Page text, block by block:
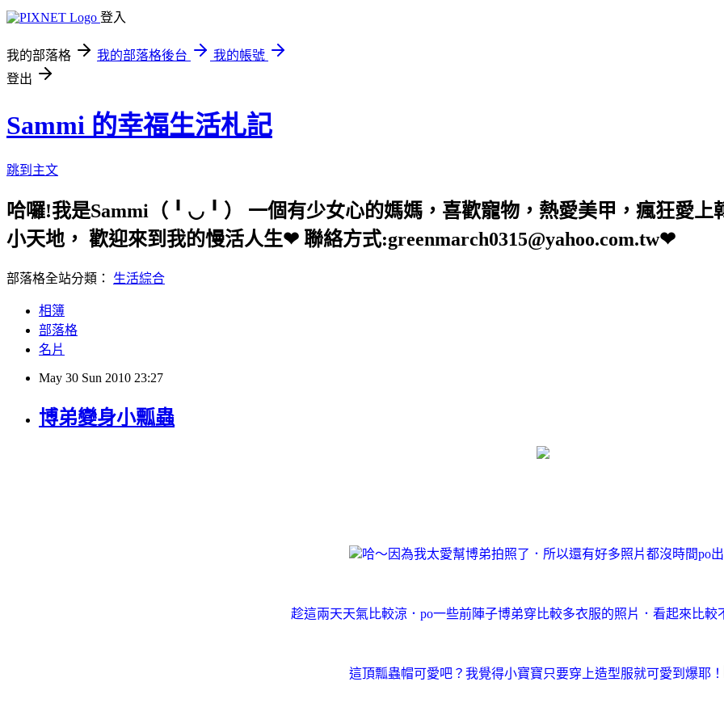
登入
我的部落格 我的部落格後台
我的帳號
登出
Sammi 的幸福生活札記
跳到主文
哈囉!我是Sammi（╹◡╹） 一個有少女心的媽媽，喜歡寵物，熱愛美甲，瘋狂愛上
小天地， 歡迎來到我的慢活人生❤ 聯絡方式:greenmarch0315@yahoo.com.tw❤
部落格全站分類： 生活綜合
相簿
部落格
名片
May 30 Sun 2010 23:27
博弟變身小瓢蟲
哈～因為我太愛幫博弟拍照了．所以還有好多照片都沒時間po
趁這兩天天氣比較涼．po一些前陣子博弟穿比較多衣服的照片．看起來比較
這頂瓢蟲帽可愛吧？我覺得小寶寶只要穿上造型服就可愛到爆耶！